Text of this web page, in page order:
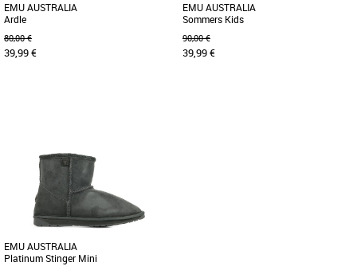
EMU AUSTRALIA
Ardle
80,00 €
39,99 €
La botte de mi-montante Ardle pour
enfant est un modèle à la mode qui se
met et se retire facilement. [...]
EMU AUSTRALIA
Sommers Kids
90,00 €
39,99 €
EMU AUSTRALIA
Platinum Stinger Mini